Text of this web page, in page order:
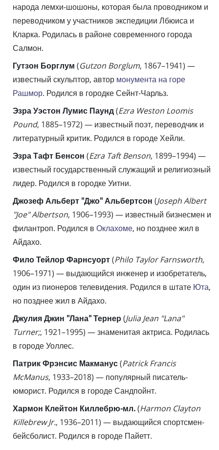
народа лемхи-шошоны, которая была проводником и
переводчиком у участников экспедиции Лбюиса и
Кларка. Родилась в районе современного города
Салмон.
Гутзон Борглум (Gutzon Borglum, 1867–1941) —
известный скульптор, автор монумента на горе
Рашмор. Родился в городке Сейнт-Чарльз.
Эзра Уэстон Лумис Паунд(Ezra Weston Loomis
Pound, 1885–1972) — известный поэт, переводчик и
литературный критик. Родился в городе Хейли.
Эзра Тафт Бенсон (Ezra Taft Benson, 1899–1994) —
известный государственный служащий и религиозный
лидер. Родился в городке Уитни.
Джозеф Альберт "Джо" Альбертсон (Joseph Albert
"Joe" Albertson, 1906–1993) — известный бизнесмен и
филантроп. Родился в Оклахоме, но позднее жил в
Айдахо.
Фило Тейлор Фарнсуорт(Philo Taylor Farnsworth,
1906–1971) — выдающийся инженер и изобретатель,
один из пионеров телевидения. Родился в штате Юта,
но позднее жил в Айдахо.
Джулия Джин "Лана" Тернер (Julia Jean "Lana"
Turner;, 1921–1995) — знаменитая актриса. Родилась
в городе Уоллес.
Патрик Фрэнсис Макманус(Patrick Francis
McManus, 1933–2018) — популярный писатель-
юморист. Родился в городе Сандпойнт.
Хармон Клейтон Киллебрю-мл.(Harmon Clayton
Killebrew Jr., 1936–2011) — выдающийся спортсмен-
бейсболист. Родился в городе Пайетт.